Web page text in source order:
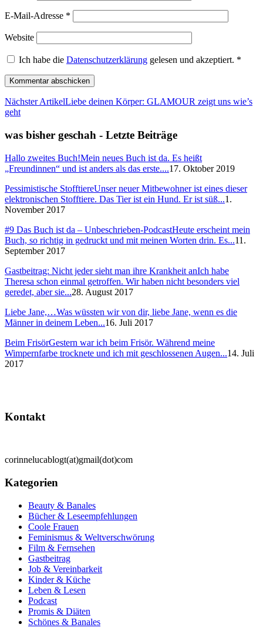
E-Mail-Adresse *
Website
Ich habe die Datenschutzerklärung gelesen und akzeptiert. *
Nächster ArtikelLiebe deinen Körper: GLAMOUR zeigt uns wie’s
geht
was bisher geschah - Letzte Beiträge
Hallo zweites Buch!Mein neues Buch ist da. Es heißt
„Freundinnen“ und ist anders als das erste....17. Oktober 2019
Pessimistische StofftiereUnser neuer Mitbewohner ist eines dieser
elektronischen Stofftiere. Das Tier ist ein Hund. Er ist süß...1.
November 2017
#9 Das Buch ist da – Unbeschrieben-PodcastHeute erscheint mein
Buch, so richtig in gedruckt und mit meinen Worten drin. Es...11.
September 2017
Gastbeitrag: Nicht jeder sieht man ihre Krankheit anIch habe
Theresa schon einmal getroffen. Wir haben nicht besonders viel
geredet, aber sie...28. August 2017
Liebe Jane,…Was wüssten wir von dir, liebe Jane, wenn es die
Männer in deinem Leben...16. Juli 2017
Beim FrisörGestern war ich beim Frisör. Während meine
Wimpernfarbe trocknete und ich mit geschlossenen Augen...14. Juli
2017
Kontakt
corinnelucablogt(at)gmail(dot)com
Kategorien
Beauty & Banales
Bücher & Leseempfehlungen
Coole Frauen
Feminismus & Weltverschwörung
Film & Fernsehen
Gastbeitrag
Job & Vereinbarkeit
Kinder & Küche
Leben & Lesen
Podcast
Promis & Diäten
Schönes & Banales